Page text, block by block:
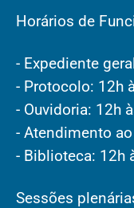
Horários de
- Expediente
- Protocolo: 12h
- Ouvidoria: 12h
- Atendimento
- Biblioteca: 12h
Sessões